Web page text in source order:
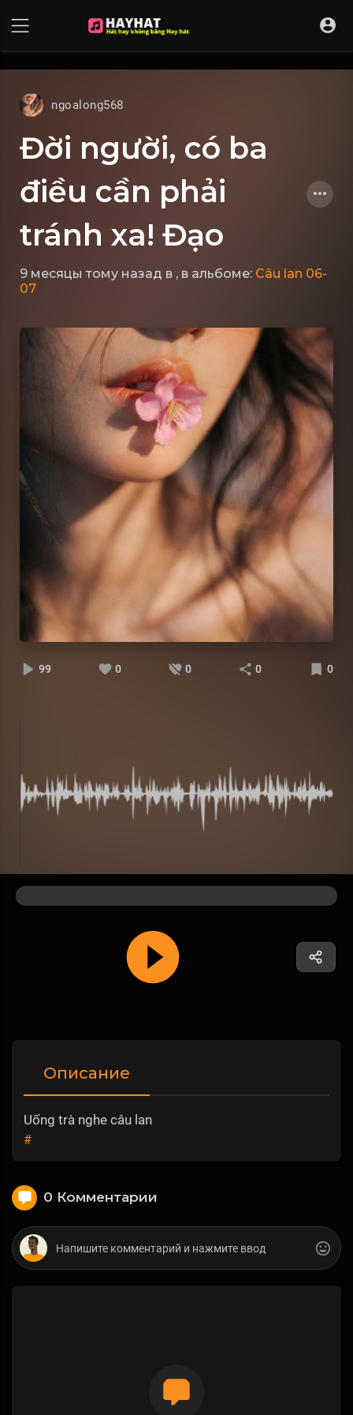
ngoalong568
Đời người, có ba
điều cần phải
tránh xa! Đạo
9 месяцы тому назад в , в альбоме: Câu lan 06-
07
99 0 0 0 0
Описание
Uống trà nghe câu lan
#
0 Комментарии